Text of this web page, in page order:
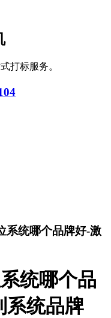
打标服务。
系统哪个品牌好-激
统哪个品
系统品牌